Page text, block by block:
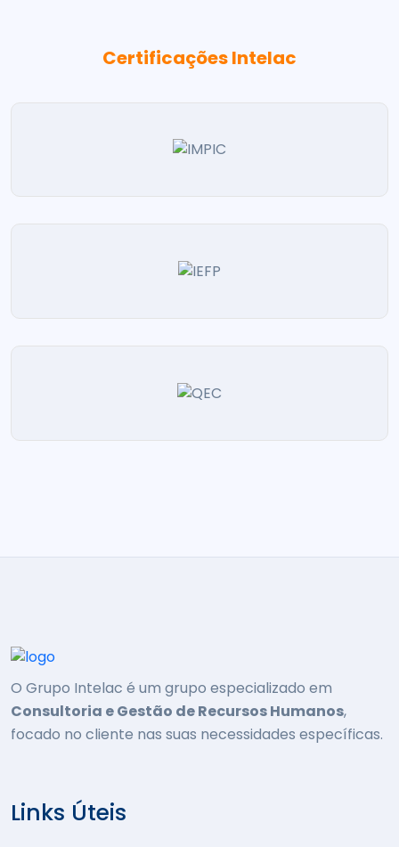
Certificações Intelac
O Grupo Intelac é um grupo especializado em
Consultoria e Gestão de Recursos Humanos,
focado no cliente nas suas necessidades específicas.
Links Úteis